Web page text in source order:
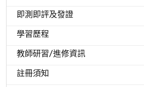
即測即評及發證
學習歷程
教師研習/進修資訊
註冊須知